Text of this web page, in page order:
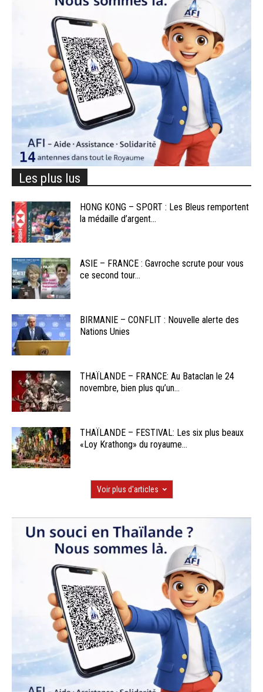
Les plus lus
HONG KONG – SPORT : Les Bleus remportent
la médaille d’argent...
ASIE – FRANCE : Gavroche scrute pour vous
ce second tour...
BIRMANIE – CONFLIT : Nouvelle alerte des
Nations Unies
THAÏLANDE – FRANCE: Au Bataclan le 24
novembre, bien plus qu’un...
THAÏLANDE – FESTIVAL: Les six plus beaux
«Loy Krathong» du royaume...
Voir plus d'articles